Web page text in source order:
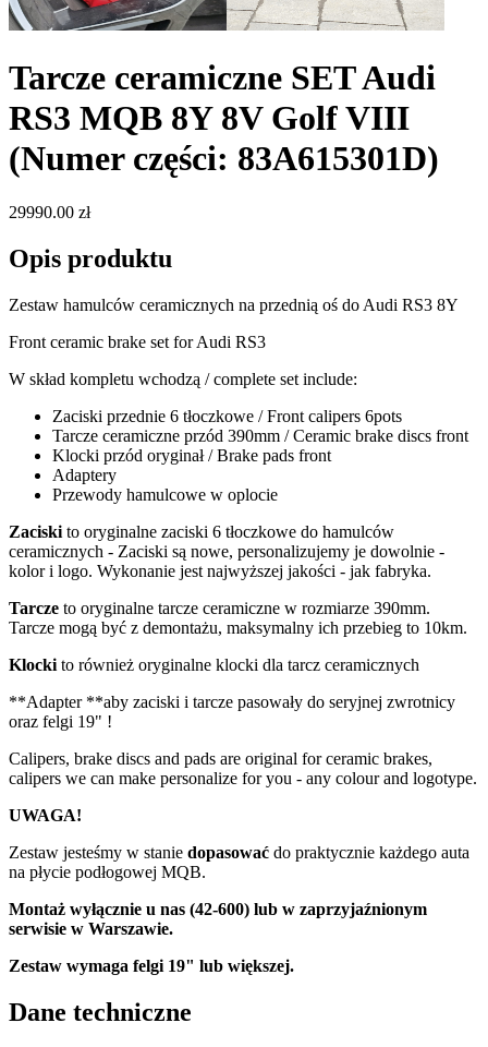
Tarcze ceramiczne SET Audi
RS3 MQB 8Y 8V Golf VIII
(Numer części: 83A615301D)
29990.00 zł
Opis produktu
Zestaw hamulców ceramicznych na przednią oś do Audi RS3 8Y
Front ceramic brake set for Audi RS3
W skład kompletu wchodzą / complete set include:
Zaciski przednie 6 tłoczkowe / Front calipers 6pots
Tarcze ceramiczne przód 390mm / Ceramic brake discs front
Klocki przód oryginał / Brake pads front
Adaptery
Przewody hamulcowe w oplocie
Zaciski to oryginalne zaciski 6 tłoczkowe do hamulców
ceramicznych - Zaciski są nowe, personalizujemy je dowolnie -
kolor i logo. Wykonanie jest najwyższej jakości - jak fabryka.
Tarcze to oryginalne tarcze ceramiczne w rozmiarze 390mm.
Tarcze mogą być z demontażu, maksymalny ich przebieg to 10km.
Klocki to również oryginalne klocki dla tarcz ceramicznych
**Adapter **aby zaciski i tarcze pasowały do seryjnej zwrotnicy
oraz felgi 19" !
Calipers, brake discs and pads are original for ceramic brakes,
calipers we can make personalize for you - any colour and logotype.
UWAGA!
Zestaw jesteśmy w stanie dopasować do praktycznie każdego auta
na płycie podłogowej MQB.
Montaż wyłącznie u nas (42-600) lub w zaprzyjaźnionym
serwisie w Warszawie.
Zestaw wymaga felgi 19" lub większej.
Dane techniczne